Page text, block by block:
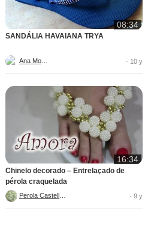
08:34
SANDÁLIA HAVAIANA TRYA
· 10 y
16:34
Chinelo decorado – Entrelaçado de
pérola craquelada
· 9 y